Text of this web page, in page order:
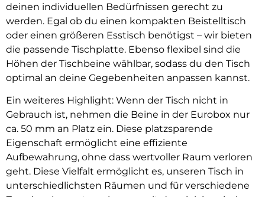
deinen individuellen Bedürfnissen gerecht zu
werden. Egal ob du einen kompakten Beistelltisch
oder einen größeren Esstisch benötigst – wir bieten
die passende Tischplatte. Ebenso flexibel sind die
Höhen der Tischbeine wählbar, sodass du den Tisch
optimal an deine Gegebenheiten anpassen kannst.
Ein weiteres Highlight: Wenn der Tisch nicht in
Gebrauch ist, nehmen die Beine in der Eurobox nur
ca. 50 mm an Platz ein. Diese platzsparende
Eigenschaft ermöglicht eine effiziente
Aufbewahrung, ohne dass wertvoller Raum verloren
geht. Diese Vielfalt ermöglicht es, unseren Tisch in
unterschiedlichsten Räumen und für verschiedene